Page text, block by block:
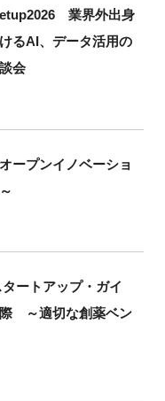
業界外出身
るAI、データ活用の
会
ープンイノベーショ
ートアップ・ガイ
際 ～適切な創薬ベン